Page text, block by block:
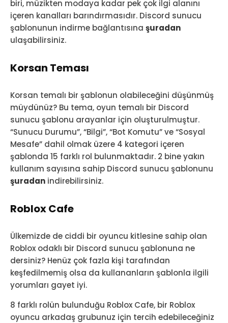
biri, müzikten modaya kadar pek çok ilgi alanını
içeren kanalları barındırmasıdır. Discord sunucu
şablonunun indirme bağlantısına şuradan
ulaşabilirsiniz.
Korsan Teması
Korsan temalı bir şablonun olabileceğini düşünmüş
müydünüz? Bu tema, oyun temalı bir Discord
sunucu şablonu arayanlar için oluşturulmuştur.
“Sunucu Durumu”, “Bilgi”, “Bot Komutu” ve “Sosyal
Mesafe” dahil olmak üzere 4 kategori içeren
şablonda 15 farklı rol bulunmaktadır. 2 bine yakın
kullanım sayısına sahip Discord sunucu şablonunu
şuradan indirebilirsiniz.
Roblox Cafe
Ülkemizde de ciddi bir oyuncu kitlesine sahip olan
Roblox odaklı bir Discord sunucu şablonuna ne
dersiniz? Henüz çok fazla kişi tarafından
keşfedilmemiş olsa da kullananların şablonla ilgili
yorumları gayet iyi.
8 farklı rolün bulunduğu Roblox Cafe, bir Roblox
oyuncu arkadaş grubunuz için tercih edebileceğiniz